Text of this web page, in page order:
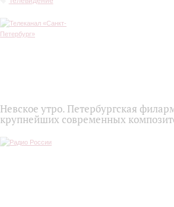
Невское утро. Петербургская
крупнейших современных